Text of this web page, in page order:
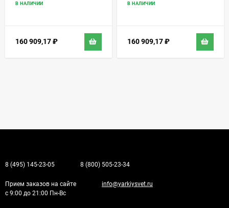
В НАЛИЧИИ
160 909,17₽
В НАЛИЧИИ
160 909,17₽
8 (495) 145-23-05 8 (800) 505-23-34
Прием заказов на сайте
с 9:00 до 21:00 Пн-Вс
info@yarkiysvet.ru